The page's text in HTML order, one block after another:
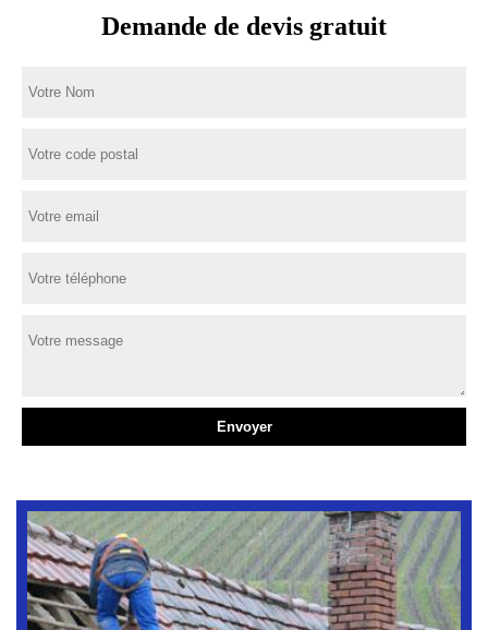
Demande de devis gratuit